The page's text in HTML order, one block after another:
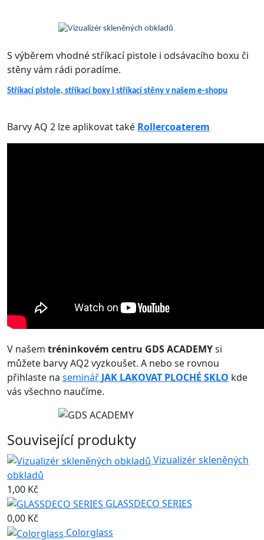
S výběrem vhodné stříkací pistole i odsávacího boxu či
stěny vám rádi poradíme.
Stříkací pistole, stříkací boxy i stříkací stěny v našem e-shopu
Barvy AQ 2 lze aplikovat také Rollercoaterem
V našem tréninkovém centru GDS ACADEMYsi
můžete barvy AQ2 vyzkoušet. A nebo se rovnou
přihlaste na seminář JAK LAKOVAT PLOCHÉ SKLO kde
vás všechno naučíme.
Související produkty
Vizualizér skleněných
obkladů
1,00 Kč
GLASSDECO SERIES
0,00 Kč
Colorglass